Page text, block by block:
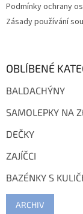
Podmínky ochrany
Zásady používání
OBLÍBENÉ
BALDACHÝNY
SAMOLEPKY NA
DEČKY
ZAJÍČCI
BAZÉNKY S
ARCHIV